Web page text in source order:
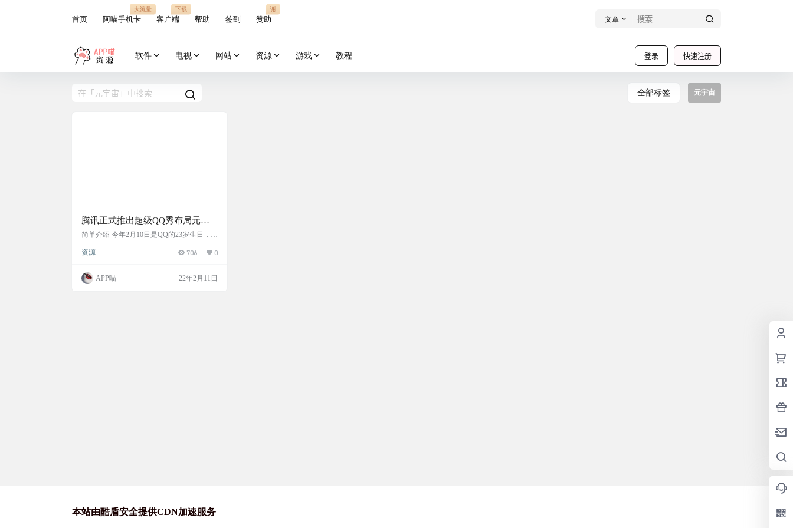
首页 阿喵手机卡
大流量
客户端
下载
帮助 签到 赞助
谢
文章
登录 快速注册
软件 电视 网站 资源 游戏 教程
全部标签 元宇宙
腾讯正式推出超级QQ秀布局元宇
宙
简单介绍 今年2月10日是QQ的23岁生日，20
过了21年。 在23岁生日的时候，QQ正式推
虚幻引擎4驱动的3D升级版QQ秀，就是画面
更好看了， 更Q弹了。而且支持AI捏脸，还
资源 706 0
APP喵 22年2月11日
本站由酷盾安全提供CDN加速服务